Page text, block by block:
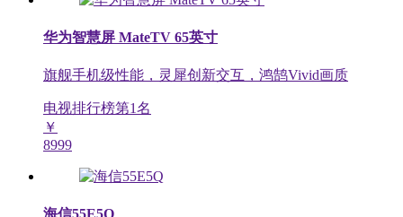
华为智慧屏 MateTV 65英寸
旗舰手机级性能，灵犀创新交互，鸿鹄Vivid画质
电视排行榜第1名
￥
8999